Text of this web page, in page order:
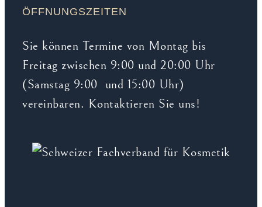
ÖFFNUNGSZEITEN
Sie können Termine von Montag bis
Freitag zwischen 9:00 und 20:00 Uhr
(Samstag 9:00 und 15:00 Uhr)
vereinbaren. Kontaktieren Sie uns!